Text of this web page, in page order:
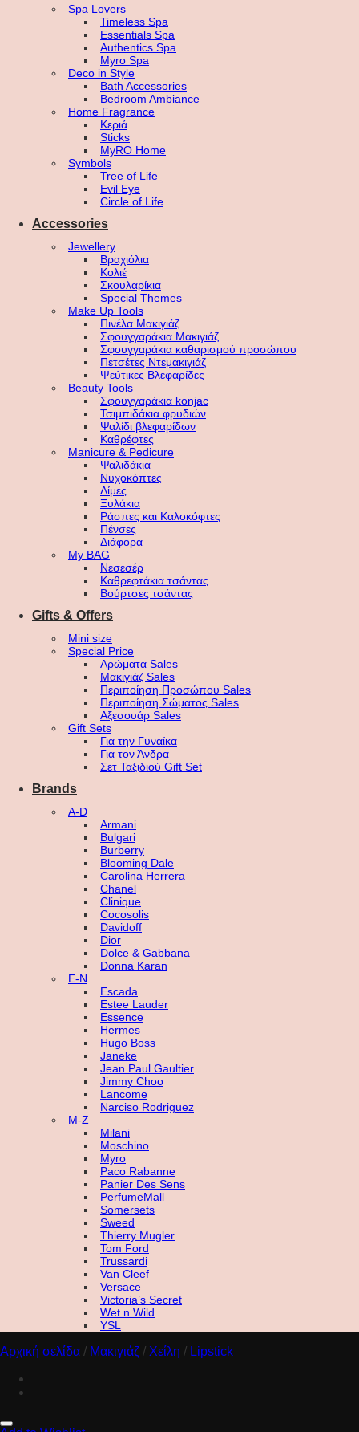
Spa Lovers
Timeless Spa
Essentials Spa
Authentics Spa
Myro Spa
Deco in Style
Bath Accessories
Bedroom Ambiance
Home Fragrance
Κεριά
Sticks
MyRO Home
Symbols
Tree of Life
Evil Eye
Circle of Life
Accessories
Jewellery
Βραχιόλια
Κολιέ
Σκουλαρίκια
Special Themes
Make Up Tools
Πινέλα Μακιγιάζ
Σφουγγαράκια Μακιγιάζ
Σφουγγαράκια καθαρισμού προσώπου
Πετσέτες Ντεμακιγιάζ
Ψεύτικες Βλεφαρίδες
Beauty Tools
Σφουγγαράκια konjac
Τσιμπιδάκια φρυδιών
Ψαλίδι βλεφαρίδων
Καθρέφτες
Manicure & Pedicure
Ψαλιδάκια
Νυχοκόπτες
Λίμες
Ξυλάκια
Ράσπες και Καλοκόφτες
Πένσες
Διάφορα
My BAG
Νεσεσέρ
Καθρεφτάκια τσάντας
Βούρτσες τσάντας
Gifts & Offers
Mini size
Special Price
Αρώματα Sales
Μακιγιάζ Sales
Περιποίηση Προσώπου Sales
Περιποίηση Σώματος Sales
Αξεσουάρ Sales
Gift Sets
Για την Γυναίκα
Για τον Άνδρα
Σετ Ταξιδιού Gift Set
Brands
A-D
Armani
Bulgari
Burberry
Blooming Dale
Carolina Herrera
Chanel
Clinique
Cocosolis
Davidoff
Dior
Dolce & Gabbana
Donna Karan
E-N
Escada
Estee Lauder
Essence
Hermes
Hugo Boss
Janeke
Jean Paul Gaultier
Jimmy Choo
Lancome
Narciso Rodriguez
M-Z
Milani
Moschino
Myro
Paco Rabanne
Panier Des Sens
PerfumeMall
Somersets
Sweed
Thierry Mugler
Tom Ford
Trussardi
Van Cleef
Versace
Victoria’s Secret
Wet n Wild
YSL
Αρχική σελίδα / Μακιγιάζ / Χείλη / Lipstick